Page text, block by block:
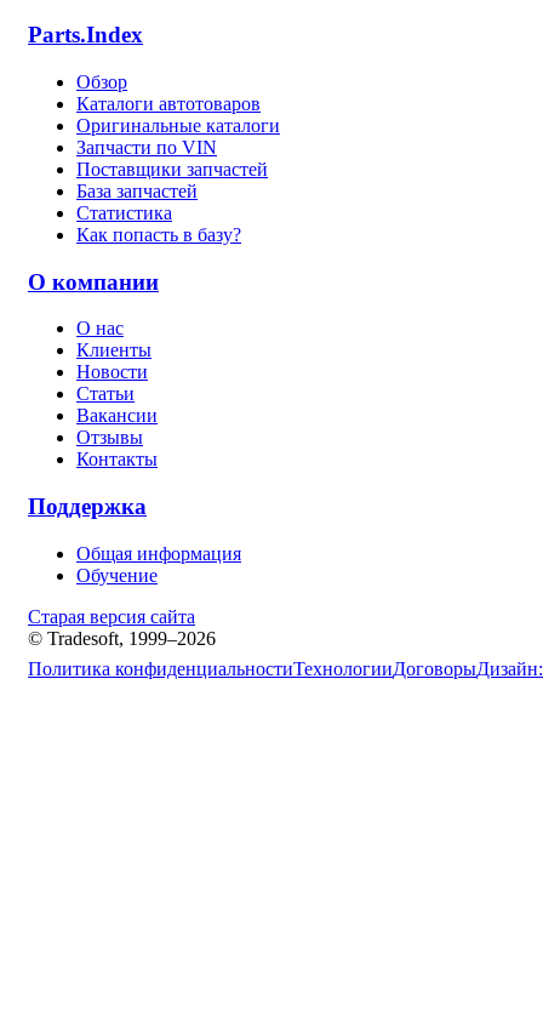
Parts.Index
Обзор
Каталоги автотоваров
Оригинальные каталоги
Запчасти по VIN
Поставщики запчастей
База запчастей
Статистика
Как попасть в базу?
О компании
О нас
Клиенты
Новости
Статьи
Вакансии
Отзывы
Контакты
Поддержка
Общая информация
Обучение
Старая версия сайта
© Tradesoft, 1999–2026
Политика конфиденциальностиТехнологииДоговорыДизайн: